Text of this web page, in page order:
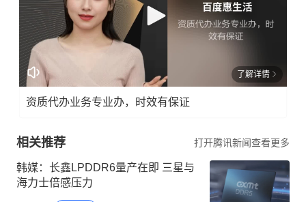
了解详情
资质代办业务专业办，时效有保证
相关推荐 打开腾讯新闻查看更多
韩媒：长鑫LPDDR6量产在即 三星与
海力士倍感压力